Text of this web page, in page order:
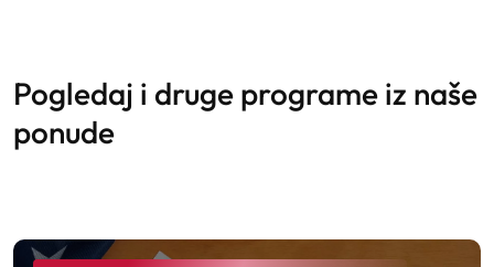
pogledaj i druge programe iz naše
ponude